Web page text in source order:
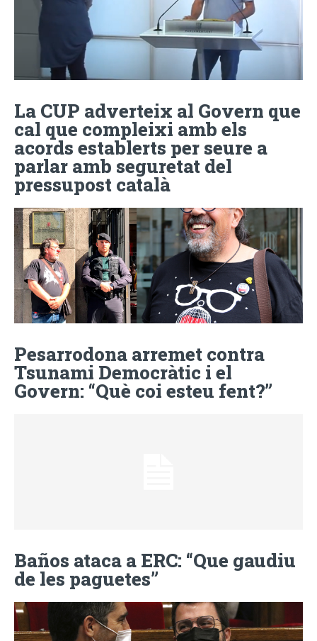
La CUP adverteix al Govern que
cal que compleixi amb els
acords establerts per seure a
parlar amb seguretat del
pressupost català
Pesarrodona arremet contra
Tsunami Democràtic i el
Govern: “Què coi esteu fent?”
Baños ataca a ERC: “Que gaudiu
de les paguetes”